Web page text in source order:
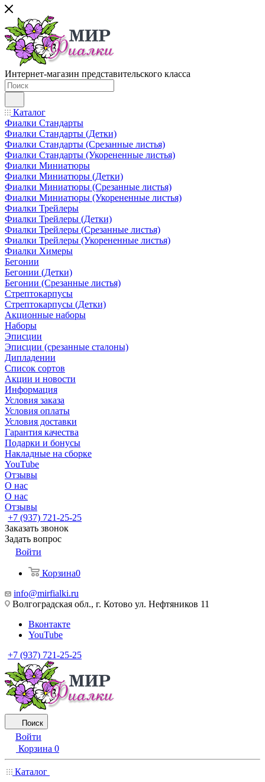
Интернет-магазин представительского класса
Каталог
Фиалки Стандарты
Фиалки Стандарты (Детки)
Фиалки Стандарты (Срезанные листья)
Фиалки Стандарты (Укорененные листья)
Фиалки Миниатюры
Фиалки Миниатюры (Детки)
Фиалки Миниатюры (Срезанные листья)
Фиалки Миниатюры (Укорененные листья)
Фиалки Трейлеры
Фиалки Трейлеры (Детки)
Фиалки Трейлеры (Срезанные листья)
Фиалки Трейлеры (Укорененные листья)
Фиалки Химеры
Бегонии
Бегонии (Детки)
Бегонии (Срезанные листья)
Стрептокарпусы
Стрептокарпусы (Детки)
Акционные наборы
Наборы
Эписции
Эписции (срезанные сталоны)
Дипладении
Список сортов
Акции и новости
Информация
Условия заказа
Условия оплаты
Условия доставки
Гарантия качества
Подарки и бонусы
Накладные на сборке
YouTube
Отзывы
О нас
О нас
Отзывы
+7 (937) 721-25-25
Заказать звонок
Задать вопрос
Войти
Корзина0
info@mirfialki.ru
Волгоградская обл., г. Котово ул. Нефтяников 11
Вконтакте
YouTube
+7 (937) 721-25-25
Поиск
Войти
Корзина 0
Каталог